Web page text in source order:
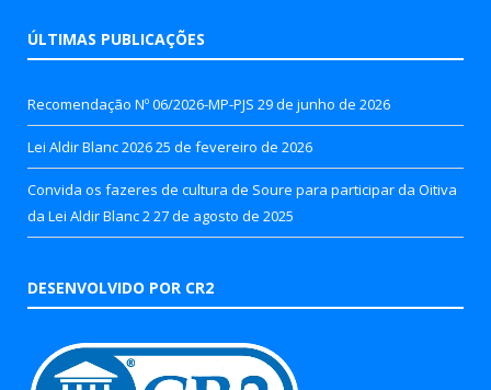
ÚLTIMAS PUBLICAÇÕES
Recomendação Nº 06/2026-MP-PJS 29 de junho de 2026
Lei Aldir Blanc 202625 de fevereiro de 2026
Convida os fazeres de cultura de Soure para participar da Oitiva
da Lei Aldir Blanc 227 de agosto de 2025
DESENVOLVIDO POR CR2